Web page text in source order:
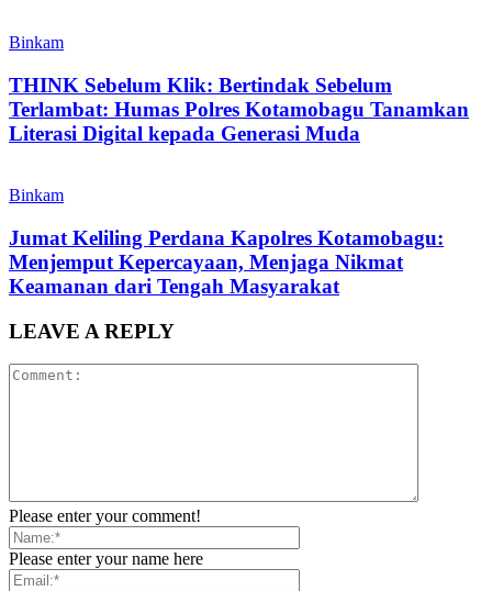
Binkam
THINK Sebelum Klik: Bertindak Sebelum
Terlambat: Humas Polres Kotamobagu Tanamkan
Literasi Digital kepada Generasi Muda
Binkam
Jumat Keliling Perdana Kapolres Kotamobagu:
Menjemput Kepercayaan, Menjaga Nikmat
Keamanan dari Tengah Masyarakat
LEAVE A REPLY
Please enter your comment!
Please enter your name here